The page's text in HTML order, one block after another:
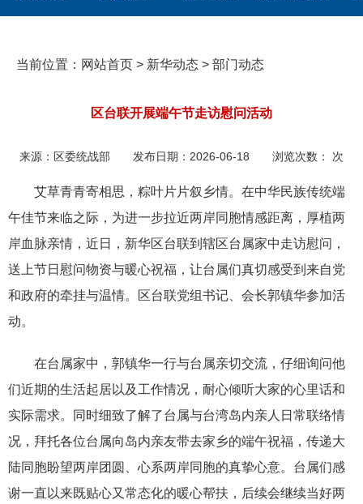
当前位置： 网站首页 > 新华动态 > 部门动态
区台联开展端午节走访慰问活动
来源： 区委统战部 发布日期： 2026-06-18 浏览次数： 次
艾草青青寄相思，粽叶片片叙乡情。在中华民族传统端
午佳节来临之际，为进一步拉近两岸同胞情感距离，厚植两
岸血脉亲情，近日，新华区台联到辖区台属家中走访慰问，
送上节日慰问物资与暖心祝福，让台属们真切感受到来自党
和政府的牵挂与温情。区台联党组书记、会长郭镇华参加活
动。
在台属家中，郭镇华一行与台属亲切交流，仔细询问他
们近期的生活起居以及工作情况，耐心倾听大家的心里话和
实际需求。同时细致了解了台属与台湾岛内亲人日常联络情
况，拜托各位台属向岛内亲友带去家乡的端午祝福，传递大
陆同胞盼望两岸团圆、心系两岸同胞的真挚心意。台属们感
谢一直以来既贴心又常态化的暖心帮扶，后续会继续当好两